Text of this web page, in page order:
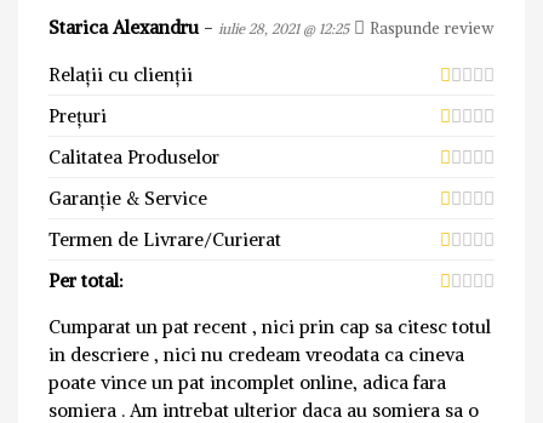
Starica Alexandru - iulie 28, 2021 @ 12:25 Raspunde review
Relații cu clienții
Prețuri
Calitatea Produselor
Garanție & Service
Termen de Livrare/Curierat
Per total:
Cumparat un pat recent , nici prin cap sa citesc totul
in descriere , nici nu credeam vreodata ca cineva
poate vince un pat incomplet online, adica fara
somiera . Am intrebat ulterior daca au somiera sa o